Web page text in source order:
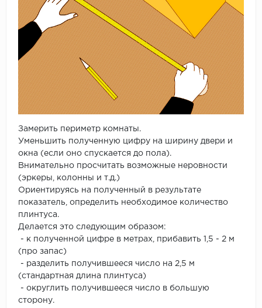
Замерить периметр комнаты.
Уменьшить полученную цифру на ширину двери и
окна (если оно спускается до пола).
Внимательно просчитать возможные неровности
(эркеры, колонны и т.д.)
Ориентируясь на полученный в результате
показатель, определить необходимое количество
плинтуса.
Делается это следующим образом:
- к полученной цифре в метрах, прибавить 1,5 - 2 м
(про запас)
- разделить получившееся число на 2,5 м
(стандартная длина плинтуса)
- округлить получившееся число в большую
сторону.